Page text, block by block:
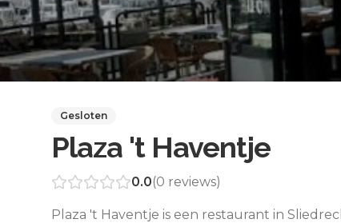
Gesloten
Plaza 't Haventje
0.0(0 reviews)
Plaza 't Haventje is een restaurant in